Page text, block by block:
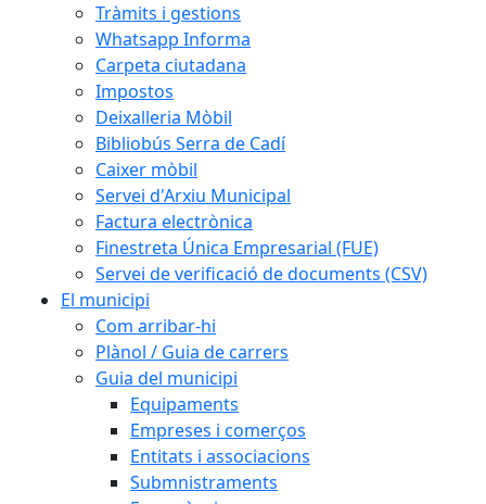
Tràmits i gestions
Whatsapp Informa
Carpeta ciutadana
Impostos
Deixalleria Mòbil
Bibliobús Serra de Cadí
Caixer mòbil
Servei d'Arxiu Municipal
Factura electrònica
Finestreta Única Empresarial (FUE)
Servei de verificació de documents (CSV)
El municipi
Com arribar-hi
Plànol / Guia de carrers
Guia del municipi
Equipaments
Empreses i comerços
Entitats i associacions
Submnistraments